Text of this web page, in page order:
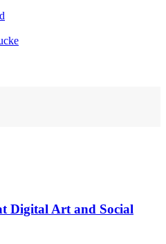
Digital Art and Social